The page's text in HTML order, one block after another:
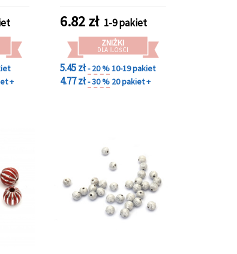
+
6.82zł 1-9 pakiet
ZNIŻKI
DLA ILOŚCI
5.45 zł- 20 %10-19 pakiet
4.77 zł- 30 % 20 pakiet +